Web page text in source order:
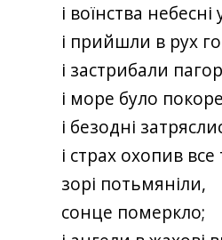
і воїнства
і прийшли в рух
і застрибали
і море було
і безодні
і страх охопив
зорі потьмяніли,
сонце померкло;